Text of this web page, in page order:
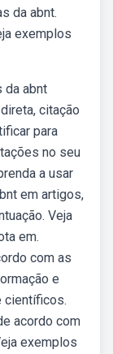
da abnt.
exemplos
da abnt
citação
para
no seu
a usar
em artigos,
Veja
em.
com as
e
científicos.
acordo com
exemplos